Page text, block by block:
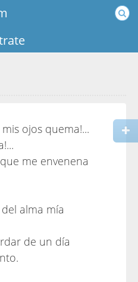
ojos quema!...
me envenena
alma mía
de un día